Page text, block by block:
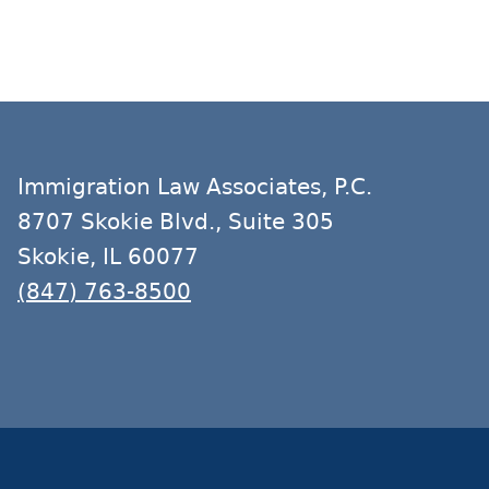
Immigration Law Associates, P.C.
8707 Skokie Blvd., Suite 305
Skokie, IL 60077
(847) 763-8500